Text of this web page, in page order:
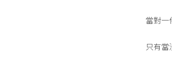
當對一
只有